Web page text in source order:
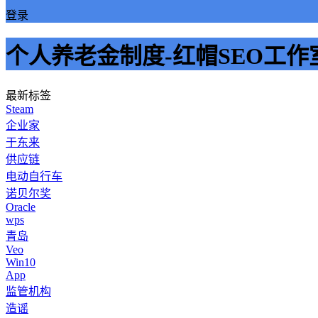
登录
个人养老金制度-红帽SEO工作
最新标签
Steam
企业家
于东来
供应链
电动自行车
诺贝尔奖
Oracle
wps
青岛
Veo
Win10
App
监管机构
造谣